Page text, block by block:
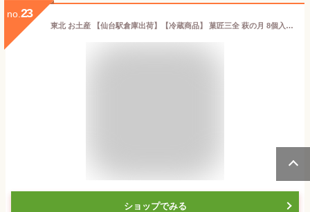
no. 23
東北 お土産 【仙台駅倉庫出荷】【冷蔵商品】 菓匠三全 萩の月 8個入 仙台 お土産 東北 土産 東北みやげ お菓子 スイーツ 和菓子 カステラ ワッフル まんじゅう お年賀 お中元 御中元 お歳暮 御歳暮 内祝い お取り寄せ ギフト プレゼント のし可
ショップでみる